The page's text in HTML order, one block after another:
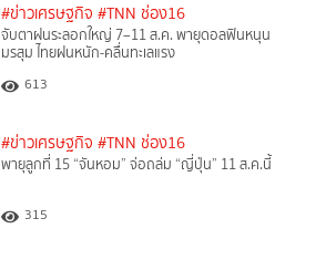
#ข่าวเศรษฐกิจ #TNN ช่อง16
จับตาฝนระลอกใหญ่ 7–11 ส.ค. พายุดอลฟินหนุน
มรสุม ไทยฝนหนัก-คลื่นทะเลแรง
613
#ข่าวเศรษฐกิจ #TNN ช่อง16
พายุลูกที่ 15 “จันหอม” จ่อถล่ม “ญี่ปุ่น” 11 ส.ค.นี้
315